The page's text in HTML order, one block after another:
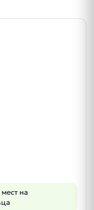
на